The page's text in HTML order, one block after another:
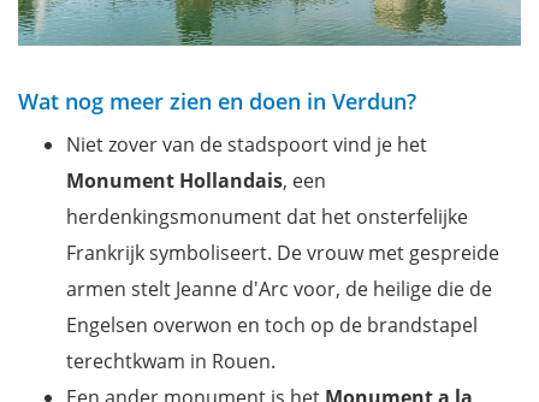
Wat nog meer zien en doen in Verdun?
Niet zover van de stadspoort vind je het
Monument Hollandais, een
herdenkingsmonument dat het onsterfelijke
Frankrijk symboliseert. De vrouw met gespreide
armen stelt Jeanne d'Arc voor, de heilige die de
Engelsen overwon en toch op de brandstapel
terechtkwam in Rouen.